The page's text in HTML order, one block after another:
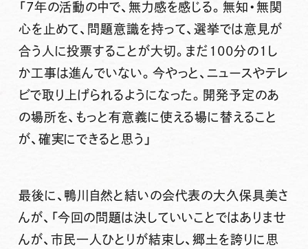
「7年の活動の中で、無力感を感じる。無知・無関
心を止めて、問題意識を持って、選挙では意見が
合う人に投票することが大切。まだ100分の1し
か工事は進んでいない。今やっと、ニュースやテレ
ビで取り上げられるようになった。開発予定のあ
の場所を、もっと有意義に使える場に替えること
が、確実にできると思う」
最後に、鴨川自然と結いの会代表の大久保具美さ
んが、「今回の問題は決していいことではありませ
んが、市民一人ひとりが結束し、郷土を誇りに思